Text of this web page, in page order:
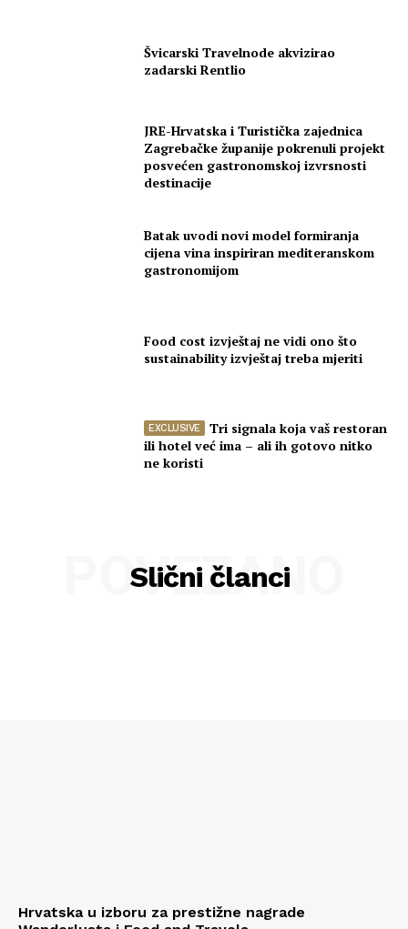
Švicarski Travelnode akvizirao
zadarski Rentlio
JRE-Hrvatska i Turistička zajednica
Zagrebačke županije pokrenuli projekt
posvećen gastronomskoj izvrsnosti
destinacije
Batak uvodi novi model formiranja
cijena vina inspiriran mediteranskom
gastronomijom
Food cost izvještaj ne vidi ono što
sustainability izvještaj treba mjeriti
Tri signala koja vaš restoran
ili hotel već ima – ali ih gotovo nitko
ne koristi
Slični članci
POVEZANO
Hrvatska u izboru za prestižne nagrade